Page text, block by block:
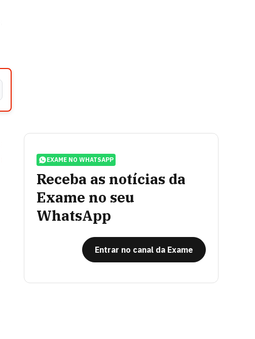
EXAME NO WHATSAPP
Receba as notícias da
Exame no seu
WhatsApp
Entrar no canal da Exame